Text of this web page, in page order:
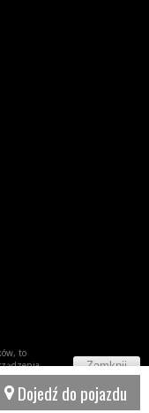
Dojedź do pojazdu
to
Zamknij
44fox.com